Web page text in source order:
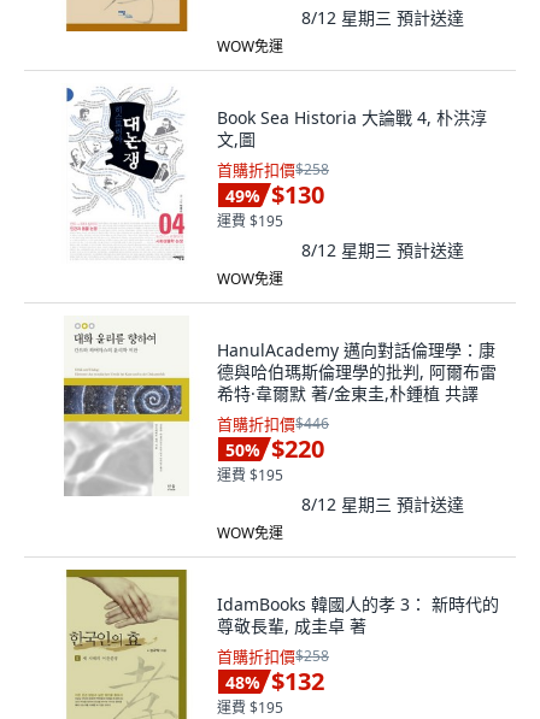
8/12 星期三 預計送達
WOW免運
Book Sea Historia 大論戰 4, 朴洪淳
文,圖
首購折扣價$258
49% $130
運費 $195
8/12 星期三 預計送達
WOW免運
HanulAcademy 邁向對話倫理學：康
德與哈伯瑪斯倫理學的批判, 阿爾布雷
希特·韋爾默 著/金東圭,朴鍾植 共譯
首購折扣價$446
50% $220
運費 $195
8/12 星期三 預計送達
WOW免運
IdamBooks 韓國人的孝 3： 新時代的
尊敬長輩, 成圭卓 著
首購折扣價$258
48% $132
運費 $195